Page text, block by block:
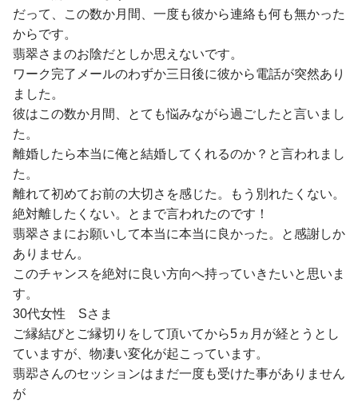
だって、この数か月間、一度も彼から連絡も何も無かった
からです。
翡翠さまのお陰だとしか思えないです。
ワーク完了メールのわずか三日後に彼から電話が突然あり
ました。
彼はこの数か月間、とても悩みながら過ごしたと言いまし
た。
離婚したら本当に俺と結婚してくれるのか？と言われまし
た。
離れて初めてお前の大切さを感じた。もう別れたくない。
絶対離したくない。とまで言われたのです！
翡翠さまにお願いして本当に本当に良かった。と感謝しか
ありません。
このチャンスを絶対に良い方向へ持っていきたいと思いま
す。
30代女性 Sさま
ご縁結びとご縁切りをして頂いてから5ヵ月が経とうとし
ていますが、物凄い変化が起こっています。
翡翆さんのセッションはまだ一度も受けた事がありません
が